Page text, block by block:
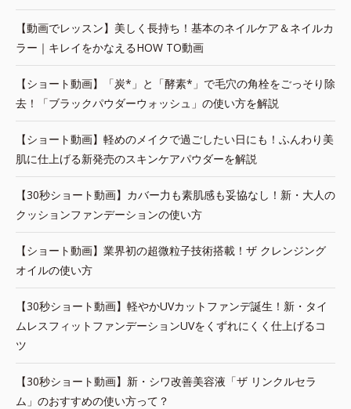
【動画でレッスン】美しく長持ち！基本のネイルケア＆ネイルカ
ラー｜キレイをかなえるHOW TO動画
【ショート動画】「炭*」と「酵素*」で毛穴の角栓をごっそり除
去！「ブラックパウダーウォッシュ」の使い方を解説
【ショート動画】軽めのメイクで過ごしたい日にも！ふんわり美
肌に仕上げる新発売のスキンケアパウダーを解説
【30秒ショート動画】カバー力も素肌感も妥協なし！新・大人の
クッションファンデーションの使い方
【ショート動画】業界初の超微粒子技術搭載！ザ クレンジング
オイルの使い方
【30秒ショート動画】軽やかUVカットファンデ誕生！新・タイ
ムレスフィットファンデーションUVをくずれにくく仕上げるコ
ツ
【30秒ショート動画】新・シワ改善美容液「ザ リンクルセラ
ム」のおすすめの使い方って？